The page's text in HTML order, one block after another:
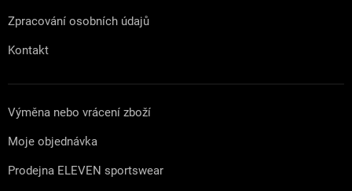
Zpracování osobních údajů
Kontakt
Výměna nebo vrácení zboží
Moje objednávka
Prodejna ELEVEN sportswear